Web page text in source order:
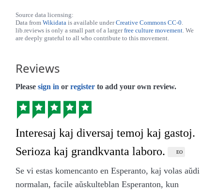
Reviews
Please sign in or register to add your own review.
Interesaj kaj diversaj temoj kaj gastoj.
Serioza kaj grandkvanta laboro.
EO
Se vi estas komencanto en Esperanto, kaj volas aŭdi
normalan, facile aŭskulteblan Esperanton, kun
Source data licensing:
Data from Wikidata is available underCreative Commons CC-0
lib.reviews is only a small part of a largerfree culture movement . We
are deeply grateful to all who contribute to this movement.